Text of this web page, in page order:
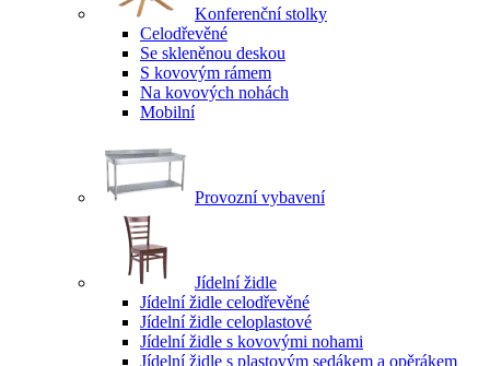
Konferenční stolky
Celodřevěné
Se skleněnou deskou
S kovovým rámem
Na kovových nohách
Mobilní
Provozní vybavení
Jídelní židle
Jídelní židle celodřevěné
Jídelní židle celoplastové
Jídelní židle s kovovými nohami
Jídelní židle s plastovým sedákem a opěrákem